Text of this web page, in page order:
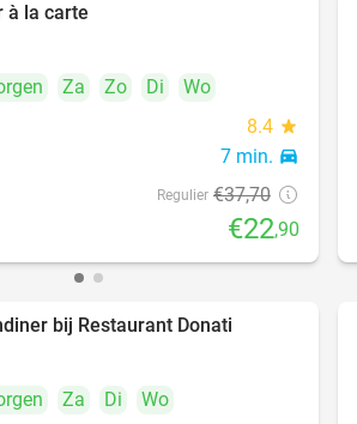
à la carte
Za Zo Di
Wo
8.4 star
7 min. directions_car
Regulier €37,70
€22,90
bij Restaurant Donati
Za Di
Wo